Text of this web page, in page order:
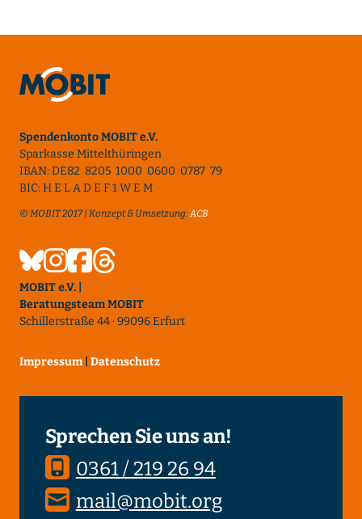
Spendenkonto MOBIT e.V.
Sparkasse Mittelthüringen
IBAN: DE82 8205 1000 0600 0787 79
BIC: H E L A D E F 1 W E M
© MOBIT 2017 | Konzept & Umsetzung:ACB
MOBIT e.V. |
Beratungsteam MOBIT
Schillerstraße 44 · 99096 Erfurt
Impressum Datenschutz
Sprechen Sie uns an!
0361 / 219 26 94
mail@mobit.org